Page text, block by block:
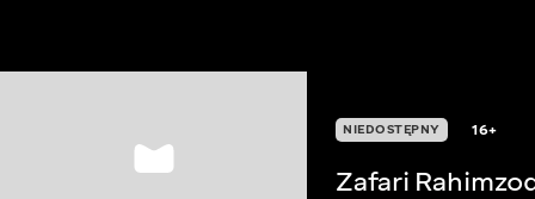
NIEDOSTĘPNY 16+
Zafari